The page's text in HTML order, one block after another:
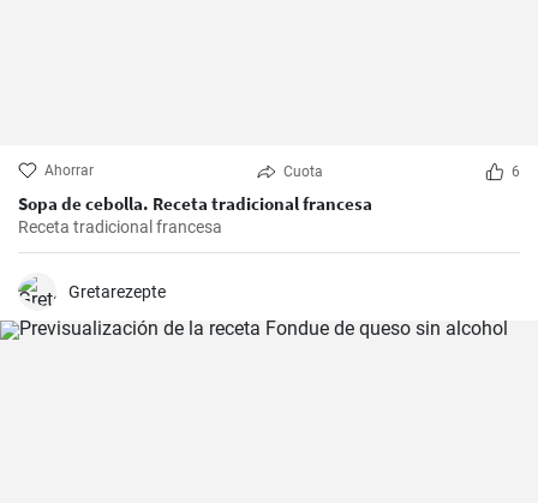
Ahorrar Cuota 6
Sopa de cebolla. Receta tradicional francesa
Receta tradicional francesa
Gretarezepte